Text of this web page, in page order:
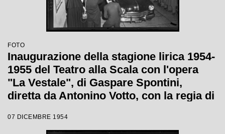
FOTO
Inaugurazione della stagione lirica 1954-
1955 del Teatro alla Scala con l'opera
"La Vestale", di Gaspare Spontini,
diretta da Antonino Votto, con la regia di
07 DICEMBRE 1954